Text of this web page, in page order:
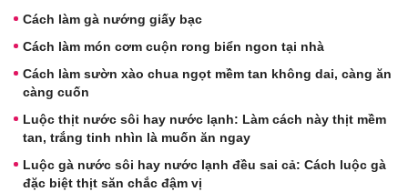
Cách làm gà nướng giấy bạc
Cách làm món cơm cuộn rong biển ngon tại nhà
Cách làm sườn xào chua ngọt mềm tan không dai, càng ăn
càng cuốn
Luộc thịt nước sôi hay nước lạnh: Làm cách này thịt mềm
tan, trắng tinh nhìn là muốn ăn ngay
Luộc gà nước sôi hay nước lạnh đều sai cả: Cách luộc gà
đặc biệt thịt săn chắc đậm vị